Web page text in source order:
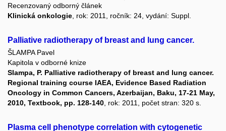
Recenzovaný odborný článek
Klinická onkologie , rok: 2011, ročník: 24, vydání: Suppl.
Palliative radiotherapy of breast and lung cancer.
ŠLAMPA Pavel
Kapitola v odborné knize
Slampa, P. Palliative radiotherapy of breast and lung cancer.
Regional training course IAEA, Evidence Based Radiation
Oncology in Common Cancers, Azerbaijan, Baku, 17-21 May,
2010, Textbook, pp. 128-140 , rok: 2011, počet stran: 320 s.
Plasma cell phenotype correlation with cytogenetic